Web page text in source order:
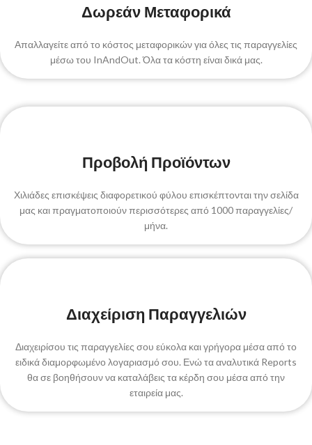
Δωρεάν Μεταφορικά
Απαλλαγείτε από το κόστος μεταφορικών για όλες τις παραγγελίες
μέσω του InAndOut. Όλα τα κόστη είναι δικά μας.
Προβολή Προϊόντων
Χιλιάδες επισκέψεις διαφορετικού φύλου επισκέπτονται την σελίδα
μας και πραγματοποιούν περισσότερες από 1000 παραγγελίες/
μήνα.
Διαχείριση Παραγγελιών
Διαχειρίσου τις παραγγελίες σου εύκολα και γρήγορα μέσα από το
ειδικά διαμορφωμένο λογαριασμό σου. Ενώ τα αναλυτικά Reports
θα σε βοηθήσουν να καταλάβεις τα κέρδη σου μέσα από την
εταιρεία μας.